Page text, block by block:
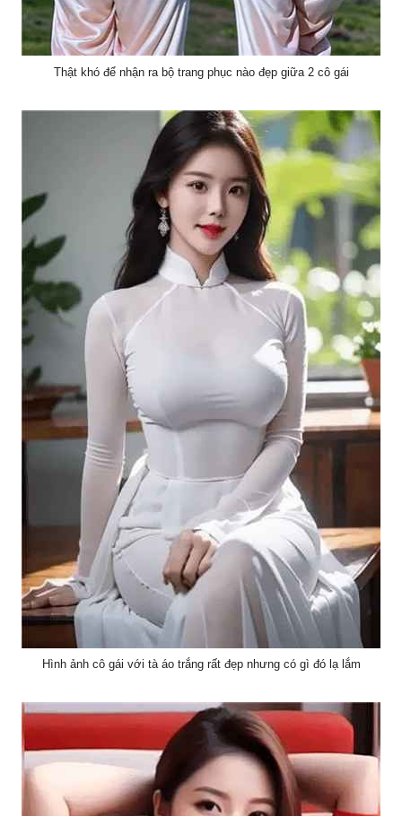
Thật khó để nhận ra bộ trang phục nào đẹp giữa 2 cô gái
Hình ảnh cô gái với tà áo trắng rất đẹp nhưng có gì đó lạ lắm